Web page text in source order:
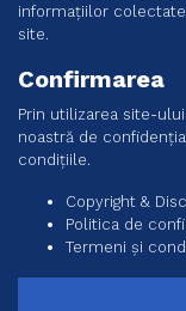
informațiilor
site.
Confirmarea
Prin utilizarea site-
noastră de
condițiile.
Copyright &
Politica de
Termeni și